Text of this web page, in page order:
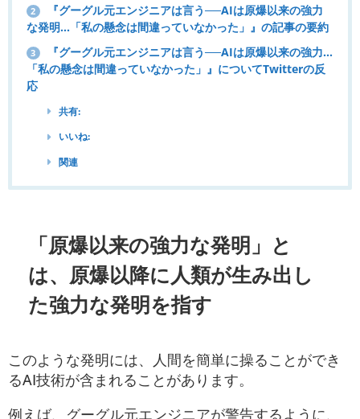
2
『グーグル元エンジニアは言う──AIは原爆以来の強力
な発明...「私の懸念は間違っていなかった」』の記事の要約
3
『グーグル元エンジニアは言う──AIは原爆以来の強力…
「私の懸念は間違っていなかった」』についてTwitterの反
応
共有:
いいね:
関連
「原爆以来の強力な発明」と
は、原爆以降に人類が生み出し
た強力な発明を指す
このような発明には、人間を簡単に操ることができ
るAI技術が含まれることがあります。
例えば、グーグル元エンジニアが警告するように、